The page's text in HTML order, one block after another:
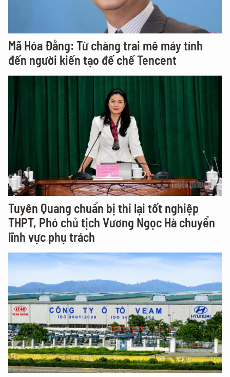
Mã Hóa Đằng: Từ chàng trai mê máy tính
đến người kiến tạo đế chế Tencent
Tuyên Quang chuẩn bị thi lại tốt nghiệp
THPT, Phó chủ tịch Vương Ngọc Hà chuyển
lĩnh vực phụ trách